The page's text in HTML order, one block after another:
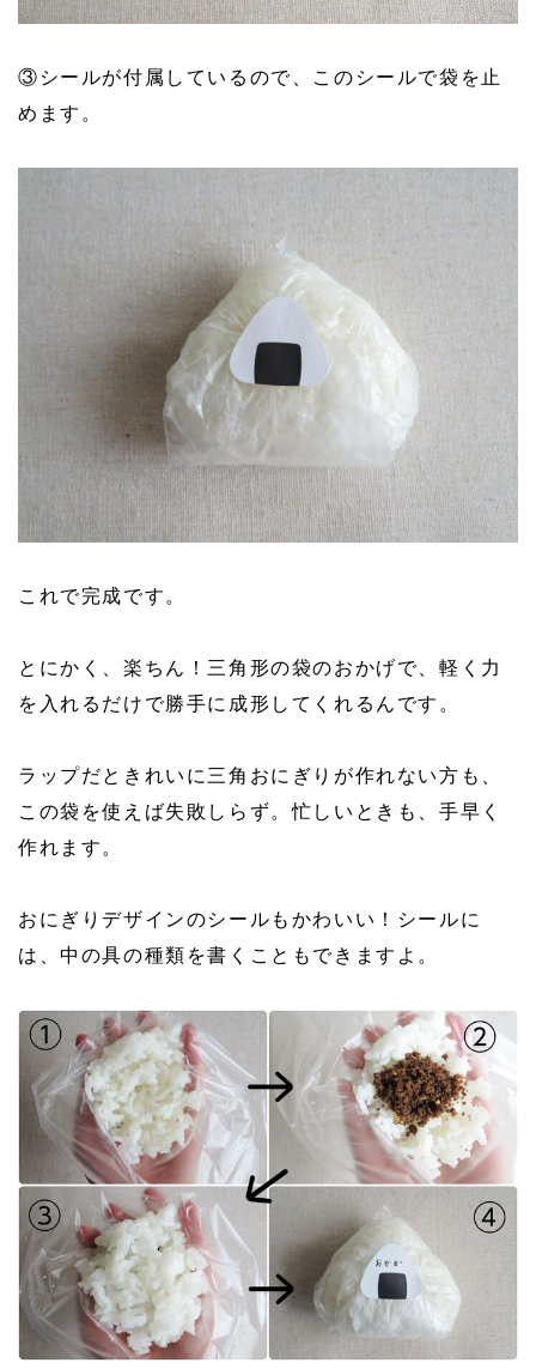
③シールが付属しているので、このシールで袋を止
めます。
これで完成です。
とにかく、楽ちん！三角形の袋のおかげで、軽く力
を入れるだけで勝手に成形してくれるんです。
ラップだときれいに三角おにぎりが作れない方も、
この袋を使えば失敗しらず。忙しいときも、手早く
作れます。
おにぎりデザインのシールもかわいい！シールに
は、中の具の種類を書くこともできますよ。